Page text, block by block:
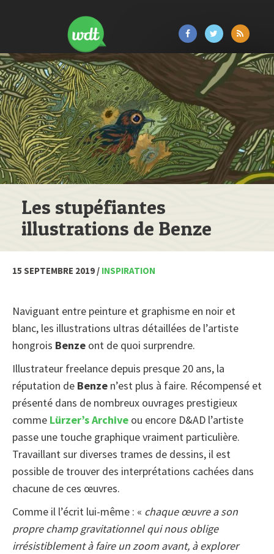
Les stupéfiantes
illustrations de Benze
15 SEPTEMBRE 2019 / INSPIRATION
Naviguant entre peinture et graphisme en noir et
blanc, les illustrations ultras détaillées de l’artiste
hongrois Benze ont de quoi surprendre.
Illustrateur freelance depuis presque 20 ans, la
réputation de Benze n’est plus à faire. Récompensé et
présenté dans de nombreux ouvrages prestigieux
comme Lürzer’s Archive ou encore D&AD l’artiste
passe une touche graphique vraiment particulière.
Travaillant sur diverses trames de dessins, il est
possible de trouver des interprétations cachées dans
chacune de ces œuvres.
Comme il l’écrit lui-même : « chaque œuvre a son
propre champ gravitationnel qui nous oblige
irrésistiblement à faire un zoom avant, à explorer